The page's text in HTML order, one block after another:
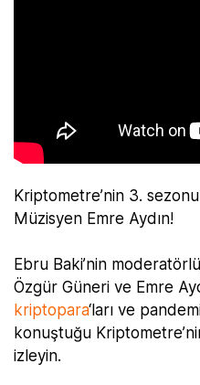
Kriptometre’nin 3.
Müzisyen Emre Aydın!
Ebru Baki’nin
Özgür Güneri ve Emre
kriptopara‘ları ve
konuştuğu
izleyin.